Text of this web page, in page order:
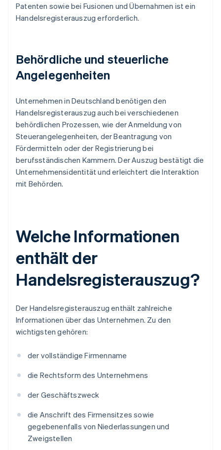
Patenten sowie bei Fusionen und Übernahmen ist ein
Handelsregisterauszug erforderlich.
Behördliche und steuerliche
Angelegenheiten
Unternehmen in Deutschland benötigen den
Handelsregisterauszug auch bei verschiedenen
behördlichen Prozessen, wie der Anmeldung von
Steuerangelegenheiten, der Beantragung von
Fördermitteln oder der Registrierung bei
berufsständischen Kammern. Der Auszug bestätigt die
Unternehmensidentität und erleichtert die Interaktion
mit Behörden.
Welche Informationen
enthält der
Handelsregisterauszug?
Der Handelsregisterauszug enthält zahlreiche
Informationen über das Unternehmen. Zu den
wichtigsten gehören:
der vollständige Firmenname
die Rechtsform des Unternehmens
der Geschäftszweck
die Anschrift des Firmensitzes sowie
gegebenenfalls von Niederlassungen und
Zweigstellen